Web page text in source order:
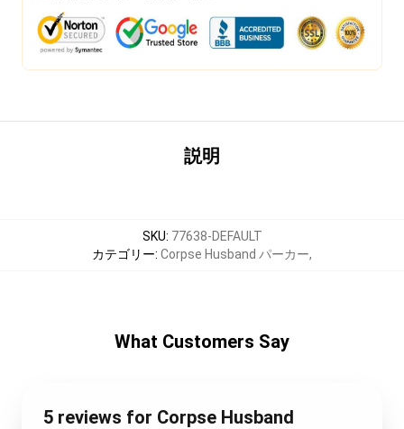
説明
SKU: 77638-DEFAULT
カテゴリー: Corpse Husband パーカー,
What Customers Say
5 reviews for Corpse Husband